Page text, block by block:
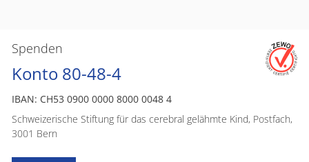
Spenden
Konto 80-48-4
IBAN: CH53 0900 0000 8000 0048 4
Schweizerische Stiftung für das cerebral gelähmte Kind, Postfach,
3001 Bern